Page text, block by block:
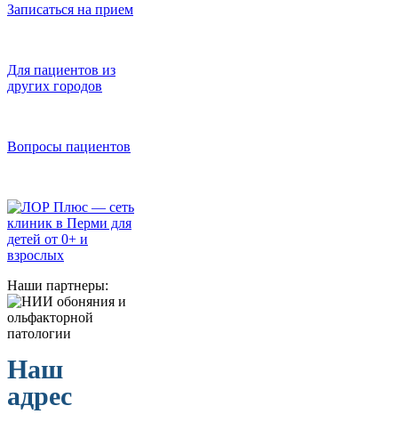
Записаться на прием
Для пациентов из
других городов
Вопросы пациентов
Наши партнеры:
Наш
адрес